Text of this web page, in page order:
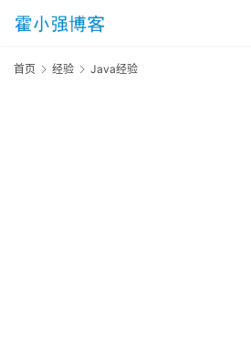
首页 经验 Java经验